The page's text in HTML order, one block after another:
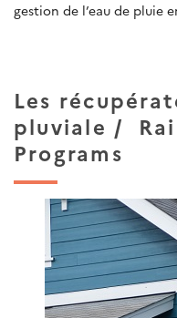
gestion de l’eau de pluie
Les
pluviale /
Programs